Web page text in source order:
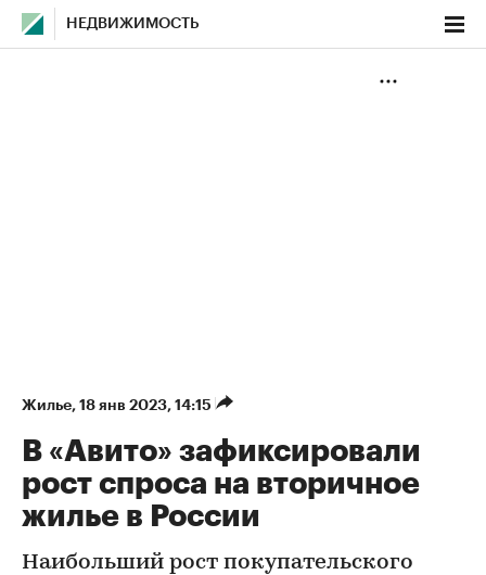
НЕДВИЖИМОСТЬ
Жилье⁠, 18 янв 2023, 14:15
В «Авито» зафиксировали
рост спроса на вторичное
жилье в России
Наибольший рост покупательского